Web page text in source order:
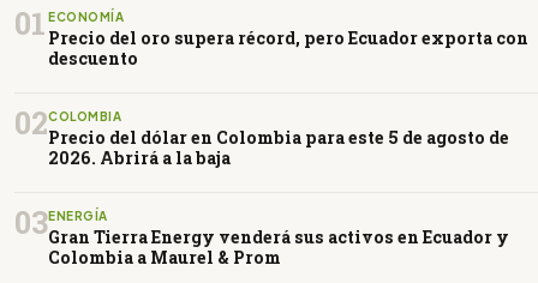
01 ECONOMÍA
Precio del oro supera récord, pero Ecuador exporta con
descuento
02COLOMBIA
Precio del dólar en Colombia para este 5 de agosto de
2026. Abrirá a la baja
03ENERGÍA
Gran Tierra Energy venderá sus activos en Ecuador y
Colombia a Maurel & Prom